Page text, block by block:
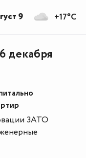
декабря
ЗАТО
+17°C
9